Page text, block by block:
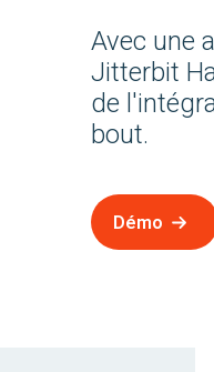
Avec une
Jitterbit
de
bout.
Démo